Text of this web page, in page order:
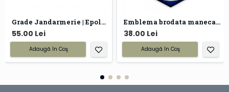
Grade Jandarmerie | Epoleti Jandarmi
55.00 Lei
Adaugă în Coş
Emblema brodata maneca Jandarmeria
38.00 Lei
Adaugă în Coş